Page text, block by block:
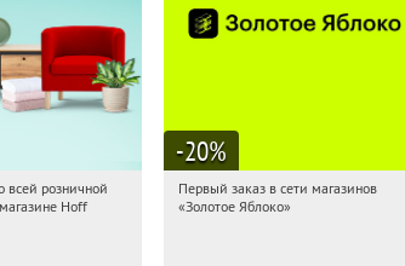
Получили:
всей розничной
Hoff
-20%
17:14:01
Получи первым!
Первый заказ в сети магазинов
«Золотое Яблоко»